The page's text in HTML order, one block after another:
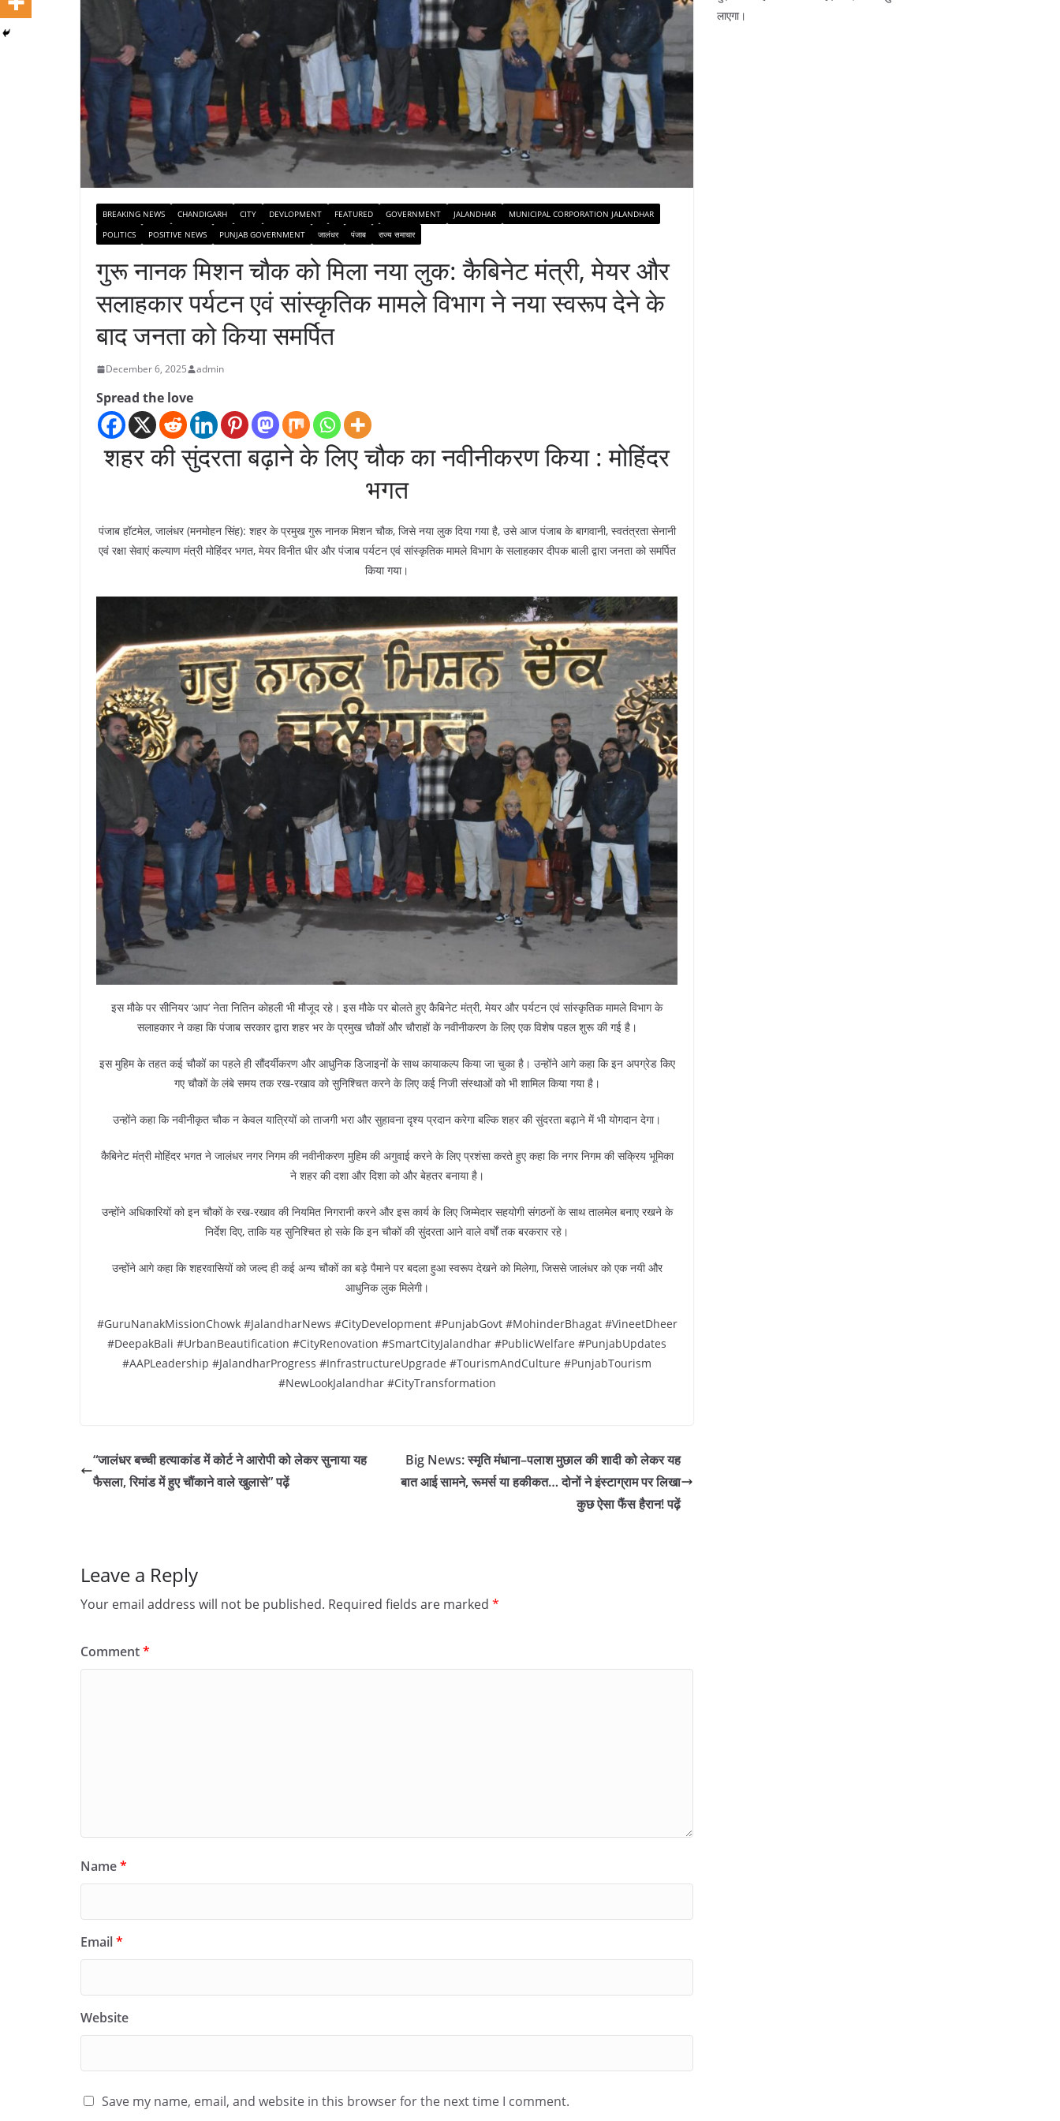
BREAKING NEWS CHANDIGARH CITY DEVLOPMENT FEATURED GOVERNMENT JALANDHAR
MUNICIPAL CORPORATION JALANDHAR
POLITICS
POSITIVE NEWS PUNJAB GOVERNMENT जालंधर पंजाब राज्य समाचार
गुरू नानक मिशन चौक को मिला नया लुक: कैबिनेट मंत्री, मेयर और
सलाहकार पर्यटन एवं सांस्कृतिक मामले विभाग ने नया स्वरूप देने के
बाद जनता को किया समर्पित
December 6, 2025 admin
Spread the love
शहर की सुंदरता बढ़ाने के लिए चौक का नवीनीकरण किया : मोहिंदर
भगत
पंजाब हॉटमेल, जालंधर (मनमोहन सिंह): शहर के प्रमुख गुरू नानक मिशन चौक, जिसे नया लुक दिया गया है, उसे आज पंजाब के बागवानी, स्वतंत्रता सेनानी
एवं रक्षा सेवाएं कल्याण मंत्री मोहिंदर भगत, मेयर विनीत धीर और पंजाब पर्यटन एवं सांस्कृतिक मामले विभाग के सलाहकार दीपक बाली द्वारा जनता को समर्पित
किया गया।
इस मौके पर सीनियर ‘आप’ नेता नितिन कोहली भी मौजूद रहे। इस मौके पर बोलते हुए कैबिनेट मंत्री, मेयर और पर्यटन एवं सांस्कृतिक मामले विभाग के
सलाहकार ने कहा कि पंजाब सरकार द्वारा शहर भर के प्रमुख चौकों और चौराहों के नवीनीकरण के लिए एक विशेष पहल शुरू की गई है।
इस मुहिम के तहत कई चौकों का पहले ही सौंदर्यीकरण और आधुनिक डिजाइनों के साथ कायाकल्प किया जा चुका है। उन्होंने आगे कहा कि इन अपग्रेड किए
गए चौकों के लंबे समय तक रख-रखाव को सुनिश्चित करने के लिए कई निजी संस्थाओं को भी शामिल किया गया है।
उन्होंने कहा कि नवीनीकृत चौक न केवल यात्रियों को ताजगी भरा और सुहावना दृश्य प्रदान करेगा बल्कि शहर की सुंदरता बढ़ाने में भी योगदान देगा।
कैबिनेट मंत्री मोहिंदर भगत ने जालंधर नगर निगम की नवीनीकरण मुहिम की अगुवाई करने के लिए प्रशंसा करते हुए कहा कि नगर निगम की सक्रिय भूमिका
ने शहर की दशा और दिशा को और बेहतर बनाया है।
उन्होंने अधिकारियों को इन चौकों के रख-रखाव की नियमित निगरानी करने और इस कार्य के लिए जिम्मेदार सहयोगी संगठनों के साथ तालमेल बनाए रखने के
निर्देश दिए, ताकि यह सुनिश्चित हो सके कि इन चौकों की सुंदरता आने वाले वर्षों तक बरकरार रहे।
उन्होंने आगे कहा कि शहरवासियों को जल्द ही कई अन्य चौकों का बड़े पैमाने पर बदला हुआ स्वरूप देखने को मिलेगा, जिससे जालंधर को एक नयी और
आधुनिक लुक मिलेगी।
#GuruNanakMissionChowk #JalandharNews #CityDevelopment #PunjabGovt #MohinderBhagat #VineetDheer
#DeepakBali #UrbanBeautification #CityRenovation #SmartCityJalandhar #PublicWelfare #PunjabUpdates
#AAPLeadership #JalandharProgress #InfrastructureUpgrade #TourismAndCulture #PunjabTourism
#NewLookJalandhar #CityTransformation
“जालंधर बच्ची हत्याकांड में कोर्ट ने आरोपी को लेकर सुनाया यह
फैसला, रिमांड में हुए चौंकाने वाले खुलासे” पढ़ें
Big News: स्मृति मंधाना–पलाश मुछाल की शादी को लेकर यह
बात आई सामने, रूमर्स या हकीकत… दोनों ने इंस्टाग्राम पर लिखा
कुछ ऐसा फैंस हैरान! पढ़ें
Leave a Reply
Your email address will not be published. Required fields are marked *
Comment*
Name*
Email*
Website
Save my name, email, and website in this browser for the next time I comment.
लाएगा।